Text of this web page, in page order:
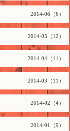
2014-06（6）
2014-05（12）
2014-04（11）
2014-03（11）
2014-02（4）
2014-01（9）